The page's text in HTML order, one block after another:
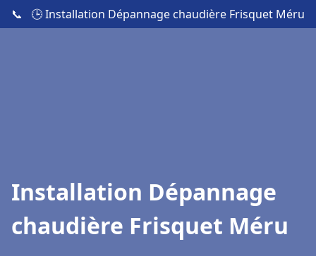
📞 🕒 Installation Dépannage chaudière Frisquet Méru
Installation Dépannage
chaudière Frisquet Méru